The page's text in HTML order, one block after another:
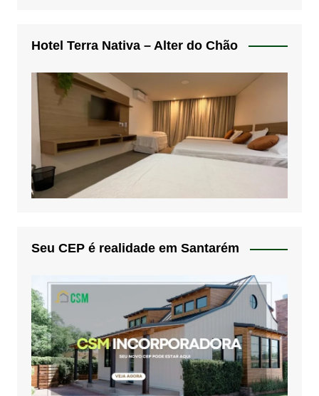
Hotel Terra Nativa – Alter do Chão
Seu CEP é realidade em Santarém